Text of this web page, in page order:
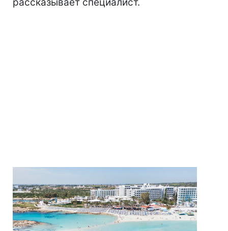
рассказывает специалист.